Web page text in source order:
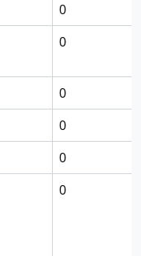
0
0
0
0
0
0